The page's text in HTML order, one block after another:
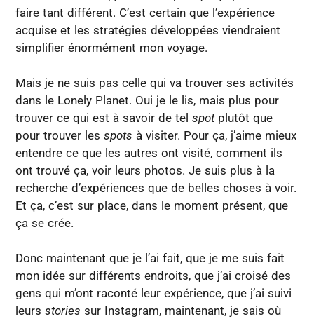
faire tant différent. C’est certain que l’expérience
acquise et les stratégies développées viendraient
simplifier énormément mon voyage.
Mais je ne suis pas celle qui va trouver ses activités
dans le Lonely Planet. Oui je le lis, mais plus pour
trouver ce qui est à savoir de telspotplutôt que
pour trouver lesspots à visiter. Pour ça, j’aime mieux
entendre ce que les autres ont visité, comment ils
ont trouvé ça, voir leurs photos. Je suis plus à la
recherche d’expériences que de belles choses à voir.
Et ça, c’est sur place, dans le moment présent, que
ça se crée.
Donc maintenant que je l’ai fait, que je me suis fait
mon idée sur différents endroits, que j’ai croisé des
gens qui m’ont raconté leur expérience, que j’ai suivi
leursstories sur Instagram, maintenant, je sais où